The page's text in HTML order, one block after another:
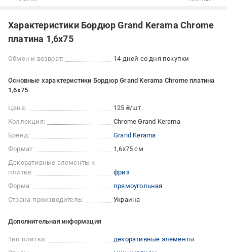
Характеристики Бордюр Grand Kerama Chrome
платина 1,6х75
Обмен и возврат: 14 дней со дня покупки
Основные характеристики Бордюр Grand Kerama Chrome платина
1,6х75
Цена:
125 ₴/шт.
Коллекция:
Chrome Grand Kerama
Бренд:
Grand Kerama
Формат:
1,6x75 см
Декоративные элементы к
плитке:
фриз
Форма:
прямоугольная
Страна-производитель:
Украина
Дополнительная информация
Тип плитки:
декоративные элементы